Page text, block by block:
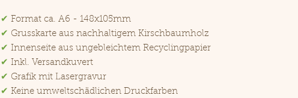
✔ Format ca. A6 - 148x105mm
✔ Grusskarte aus nachhaltigem Kirschbaumholz
✔ Innenseite aus ungebleichtem Recyclingpapier
✔ Inkl. Versandkuvert
✔ Grafik mit Lasergravur
✔ Keine umweltschädlichen Druckfarben